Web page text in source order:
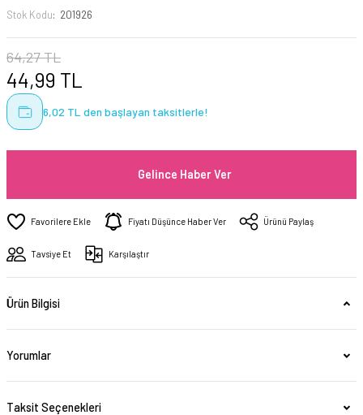
Stok Kodu
201926
64,27 TL
44,99 TL
6,02 TL den başlayan taksitlerle!
Gelince Haber Ver
Fiyatı Düşünce Haber Ver Ürünü Paylaş
Tavsiye Et Karşılaştır
Ürün Bilgisi
Yorumlar
Taksit Seçenekleri